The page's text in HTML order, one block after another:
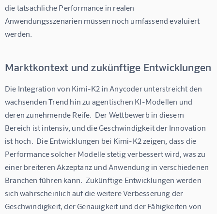
die tatsächliche Performance in realen
Anwendungsszenarien müssen noch umfassend evaluiert
werden.
Marktkontext und zukünftige Entwicklungen
Die Integration von Kimi-K2 in Anycoder unterstreicht den
wachsenden Trend hin zu agentischen KI-Modellen und
deren zunehmende Reife.  Der Wettbewerb in diesem
Bereich ist intensiv, und die Geschwindigkeit der Innovation
ist hoch.  Die Entwicklungen bei Kimi-K2 zeigen, dass die
Performance solcher Modelle stetig verbessert wird, was zu
einer breiteren Akzeptanz und Anwendung in verschiedenen
Branchen führen kann.  Zukünftige Entwicklungen werden
sich wahrscheinlich auf die weitere Verbesserung der
Geschwindigkeit, der Genauigkeit und der Fähigkeiten von